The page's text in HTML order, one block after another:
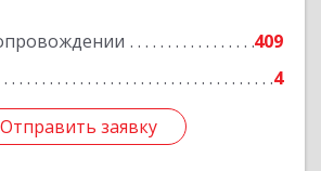
409
4
Отправить заявку
Отправить заявку